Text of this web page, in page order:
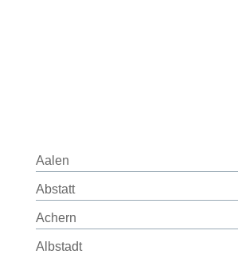
Aalen
Abstatt
Achern
Albstadt